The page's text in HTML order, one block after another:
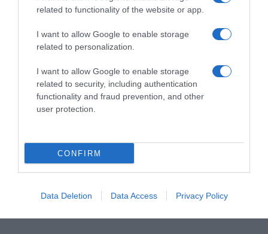
related to functionality of the website or app.
I want to allow Google to enable storage
related to personalization.
I want to allow Google to enable storage
related to security, including authentication
functionality and fraud prevention, and other
user protection.
CONFIRM
Data Deletion Data Access Privacy Policy